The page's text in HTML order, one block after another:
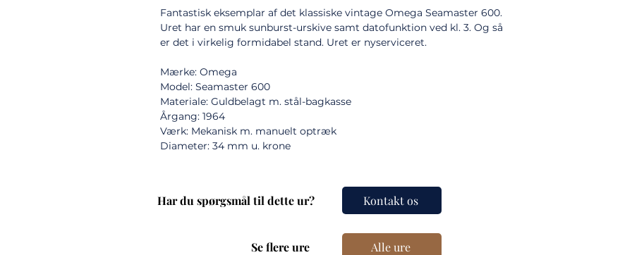
Fantastisk eksemplar af det klassiske vintage Omega Seamaster 600.
Uret har en smuk sunburst-urskive samt datofunktion ved kl. 3. Og så
er det i virkelig formidabel stand. Uret er nyserviceret.
Mærke: Omega
Model: Seamaster 600
Materiale: Guldbelagt m. stål-bagkasse
Årgang: 1964
Værk: Mekanisk m. manuelt optræk
Diameter: 34 mm u. krone
Har du spørgsmål til dette ur? Kontakt os
Se flere ure Alle ure